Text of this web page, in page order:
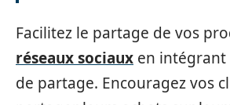
Facilitez le partage de vos
réseaux sociaux en
de partage. Encouragez vos